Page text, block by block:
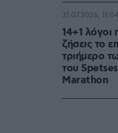
14+1 λόγοι
ζήσεις το
τριήμερο
του
Marathon
31.07.2026, 11:04